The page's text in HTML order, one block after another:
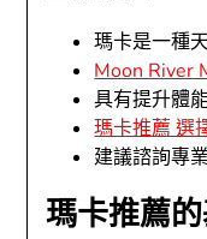
瑪卡是一種
Moon River
具有提升體
瑪卡推薦 選
建議諮詢專
瑪卡推薦